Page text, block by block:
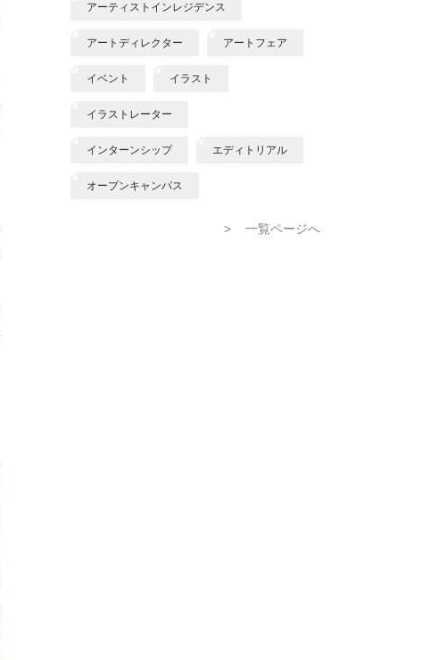
アーティストインレジデンス
アートディレクター アートフェア
イベント イラスト
イラストレーター
インターンシップ エディトリアル
オープンキャンパス
> 一覧ページへ